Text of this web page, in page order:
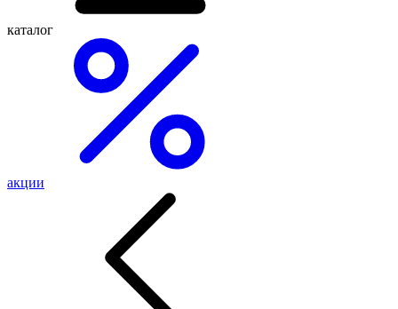
каталог
акции